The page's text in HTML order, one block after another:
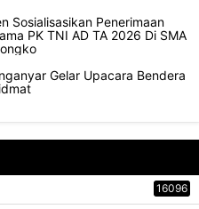
Sosialisasikan Penerimaan
PK TNI AD TA 2026 Di SMA
Gelar Upacara Bendera
16096